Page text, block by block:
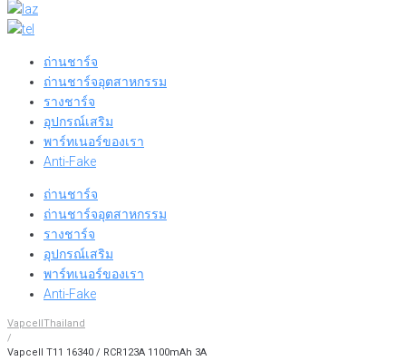
ถ่านชาร์จ
ถ่านชาร์จอุตสาหกรรม
รางชาร์จ
อุปกรณ์เสริม
พาร์ทเนอร์ของเรา
Anti-Fake
ถ่านชาร์จ
ถ่านชาร์จอุตสาหกรรม
รางชาร์จ
อุปกรณ์เสริม
พาร์ทเนอร์ของเรา
Anti-Fake
VapcellThailand
/
Vapcell T11 16340 / RCR123A 1100mAh 3A